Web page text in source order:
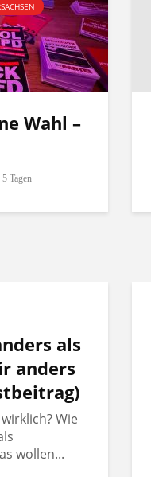
Wahl –
Tagen
als
anders
Wie
wollen...